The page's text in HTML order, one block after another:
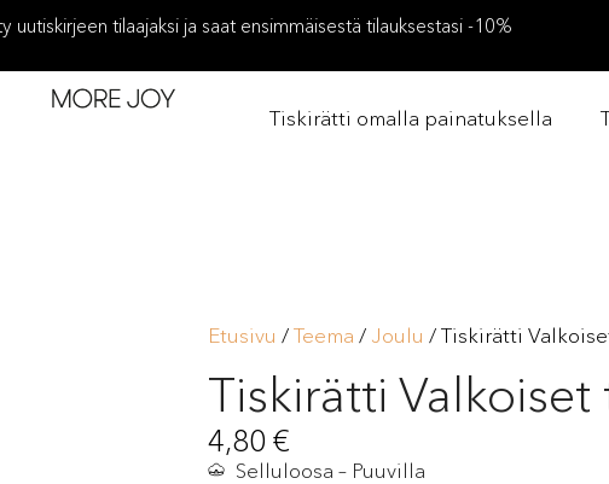
uutiskirjeen tilaajaksi ja saat ensimmäisestä tilauksestasi -10%
Tiskirätti omalla painatuksella
Etusivu /Teema / Joulu / Tiskirätti
Tiskirätti
4,80 €
Selluloosa – Puuvilla